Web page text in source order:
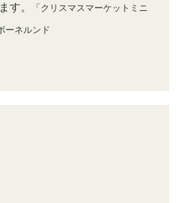
す。
「クリスマスマーケットミニ
ーネルンド